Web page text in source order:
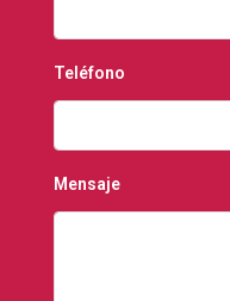
Teléfono
Mensaje